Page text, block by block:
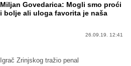
Miljan Govedarica: Mogli smo proći
i bolje ali uloga favorita je naša
26.09.19. 12:41
Igrač Zrinjskog tražio penal